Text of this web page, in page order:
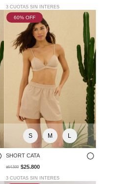
3 CUOTAS SIN INTERES
60% OFF
S M L
SHORT CATA
$64.500 $25.800
3 CUOTAS SIN INTERES